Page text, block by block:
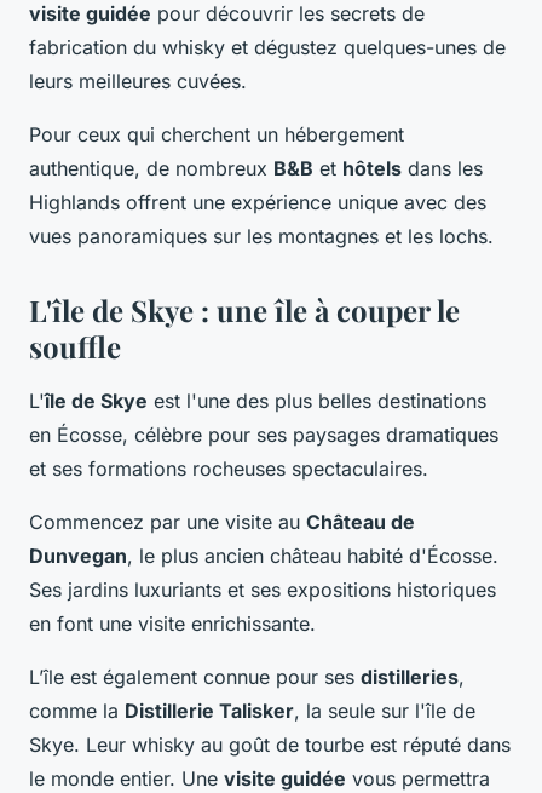
visite guidée pour découvrir les secrets de
fabrication du whisky et dégustez quelques-unes de
leurs meilleures cuvées.
Pour ceux qui cherchent un hébergement
authentique, de nombreux B&B et hôtels dans les
Highlands offrent une expérience unique avec des
vues panoramiques sur les montagnes et les lochs.
L'île de Skye : une île à couper le
souffle
L'île de Skye est l'une des plus belles destinations
en Écosse, célèbre pour ses paysages dramatiques
et ses formations rocheuses spectaculaires.
Commencez par une visite au Château de
Dunvegan, le plus ancien château habité d'Écosse.
Ses jardins luxuriants et ses expositions historiques
en font une visite enrichissante.
L’île est également connue pour ses distilleries,
comme la Distillerie Talisker, la seule sur l'île de
Skye. Leur whisky au goût de tourbe est réputé dans
le monde entier. Une visite guidée vous permettra